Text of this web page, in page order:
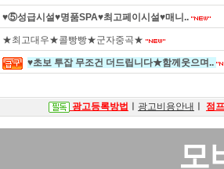
♥⑤성급시설♥명품SPA♥최고페이시설♥매니..
★최고대우★콜빵빵★군자중곡★
♥초보 투잡 무조건 더드립니다★함께웃으며..
광고등록방법 광고비용안내 점
모